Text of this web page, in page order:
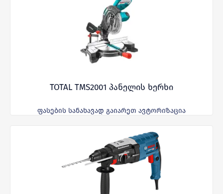
TOTAL TMS2001 პანელის ხერხი
ფასების სანახავად გაიარეთ ავტორიზაცია